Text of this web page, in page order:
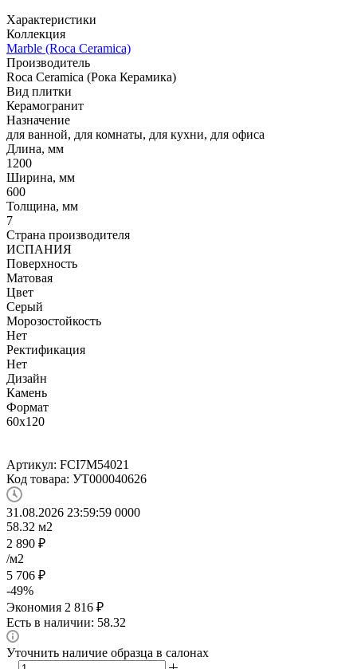
Характеристики
Коллекция
Marble (Roca Ceramica)
Производитель
Roca Ceramica (Рока Керамика)
Вид плитки
Керамогранит
Назначение
для ванной, для комнаты, для кухни, для офиса
Длина, мм
1200
Ширина, мм
600
Толщина, мм
7
Страна производителя
ИСПАНИЯ
Поверхность
Матовая
Цвет
Серый
Морозостойкость
Нет
Ректификация
Нет
Дизайн
Камень
Формат
60x120
Артикул: FCI7M54021
Код товара: УТ000040626
31.08.2026 23:59:59 0000
58.32 м2
2 890 ₽
/м2
5 706 ₽
-49%
Экономия 2 816 ₽
Есть в наличии: 58.32
Уточнить наличие образца в салонах